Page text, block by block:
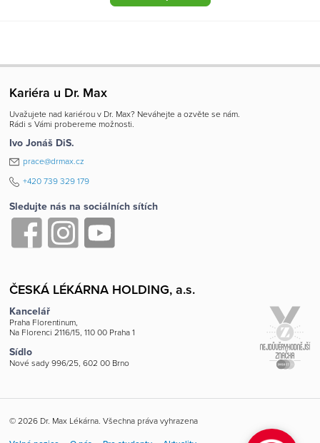
Kariéra u Dr. Max
Uvažujete nad kariérou v Dr. Max? Neváhejte a ozvěte se nám.
Rádi s Vámi probereme možnosti.
Ivo Jonáš DiS.
prace@drmax.cz
+420 739 329 179
Sledujte nás na sociálních sítích
ČESKÁ LÉKÁRNA HOLDING, a.s.
Kancelář
Praha Florentinum,
Na Florenci 2116/15, 110 00 Praha 1
Sídlo
Nové sady 996/25, 602 00 Brno
© 2026 Dr. Max Lékárna. Všechna práva vyhrazena